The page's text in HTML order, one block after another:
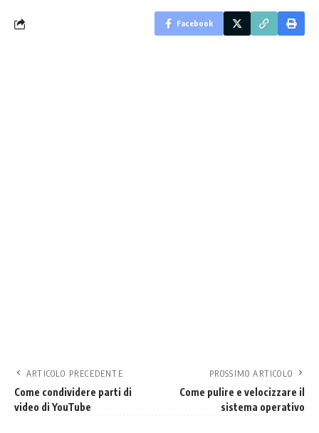
Facebook
ARTICOLO PRECEDENTE
Come condividere parti di
video di YouTube
PROSSIMO ARTICOLO
Come pulire e velocizzare il
sistema operativo